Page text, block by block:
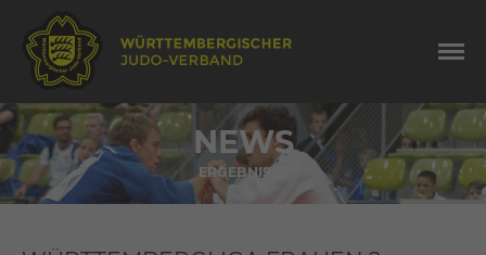
NEWS
ERGEBNISSE